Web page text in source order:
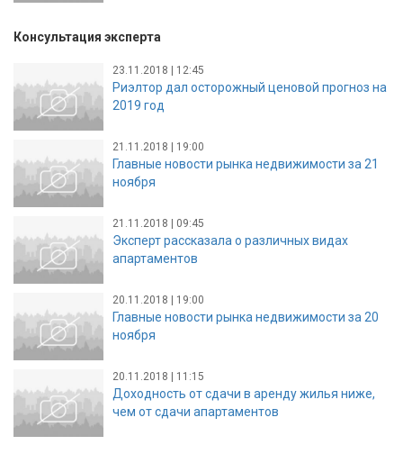
Консультация эксперта
23.11.2018 | 12:45
Риэлтор дал осторожный ценовой прогноз на
2019 год
21.11.2018 | 19:00
Главные новости рынка недвижимости за 21
ноября
21.11.2018 | 09:45
Эксперт рассказала о различных видах
апартаментов
20.11.2018 | 19:00
Главные новости рынка недвижимости за 20
ноября
20.11.2018 | 11:15
Доходность от сдачи в аренду жилья ниже,
чем от сдачи апартаментов